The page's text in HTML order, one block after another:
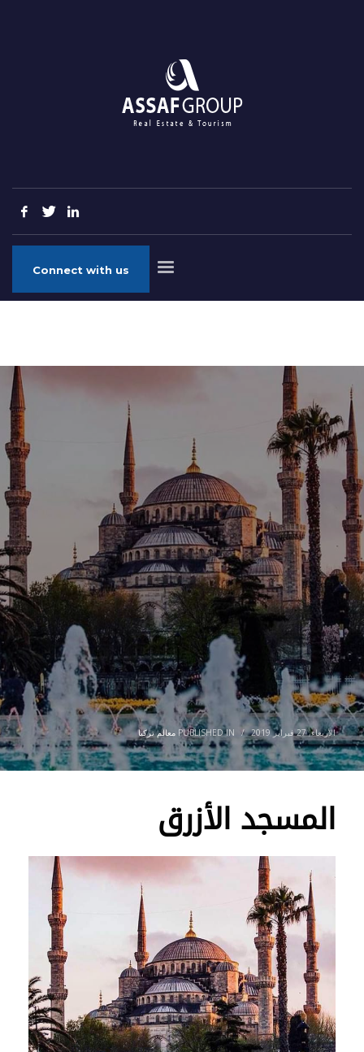
Connect with us
الأربعاء, 27 فبراير 2019 /
PUBLISHED IN معالم تركيا
المسجد الأزرق